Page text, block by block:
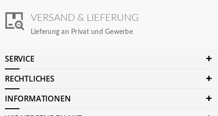
VERSAND & LIEFERUNG
Lieferung an Privat und Gewerbe
SERVICE
RECHTLICHES
INFORMATIONEN